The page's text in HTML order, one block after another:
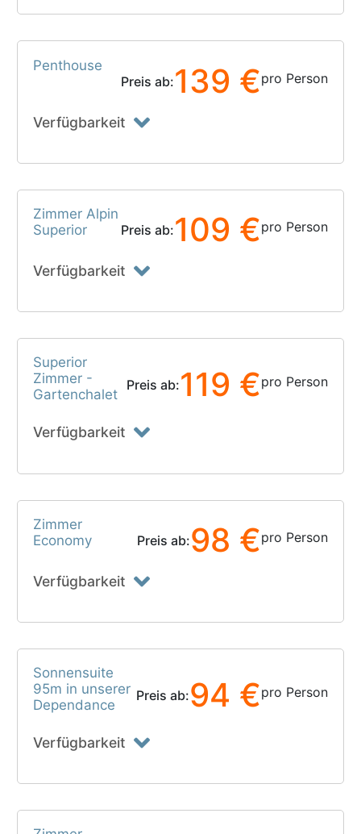
Penthouse
Preis ab:139 €pro Person
Verfügbarkeit
Zimmer Alpin
Superior
Preis ab:109 €pro Person
Verfügbarkeit
Superior
Zimmer -
Gartenchalet
Preis ab:119 €pro Person
Verfügbarkeit
Zimmer
Economy
Preis ab:98 €pro Person
Verfügbarkeit
Sonnensuite
95m in unserer
Dependance
Preis ab:94 €pro Person
Verfügbarkeit